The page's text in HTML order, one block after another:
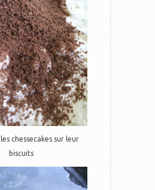
chessecakes sur leur
biscuits